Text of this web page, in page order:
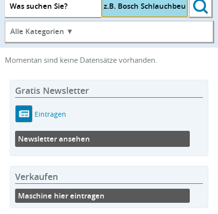
Was suchen Sie?
Alle Kategorien ▼
Momentan sind keine Datensätze vorhanden.
Gratis Newsletter
Eintragen
Newsletter ansehen
Verkaufen
Maschine hier eintragen